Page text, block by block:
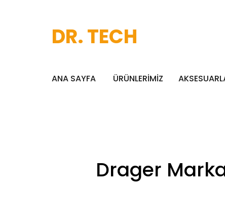
DR. TECH
ANA SAYFA ÜRÜNLERİMİZ
Drager